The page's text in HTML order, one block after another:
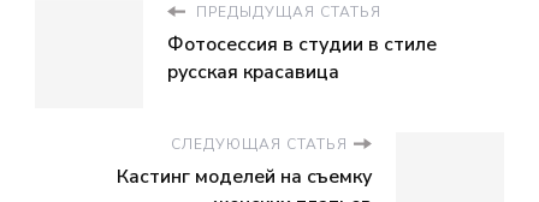
ПРЕДЫДУЩАЯ СТАТЬЯ
Фотосессия в студии в стиле
русская красавица
СЛЕДУЮЩАЯ СТАТЬЯ
Кастинг моделей на съемку